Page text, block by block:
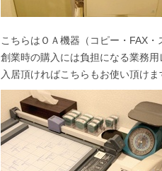
こちらはＯＡ機器（コピー・FAX
創業時の購入には負担になる業務
入居頂ければこちらもお使い頂けま